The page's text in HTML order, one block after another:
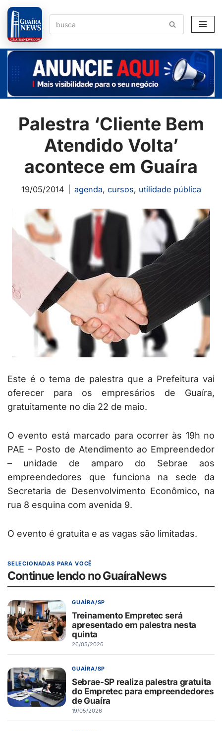
Pular
para
o
conteúdo
Palestra ‘Cliente Bem
Atendido Volta’
acontece em Guaíra
19/05/2014 agenda, cursos, utilidade pública
Este é o tema de palestra que a Prefeitura vai
oferecer para os empresários de Guaíra,
gratuitamente no dia 22 de maio.
O evento está marcado para ocorrer às 19h no
PAE – Posto de Atendimento ao Empreendedor
– unidade de amparo do Sebrae aos
empreendedores que funciona na sede da
Secretaria de Desenvolvimento Econômico, na
rua 8 esquina com avenida 9.
O evento é gratuita e as vagas são limitadas.
SELECIONADAS PARA VOCÊ
Continue lendo no GuaíraNews
GUAÍRA/SP
Treinamento Empretec será
apresentado em palestra nesta
quinta
26/05/2026
GUAÍRA/SP
Sebrae-SP realiza palestra gratuita
do Empretec para empreendedores
de Guaíra
19/05/2026